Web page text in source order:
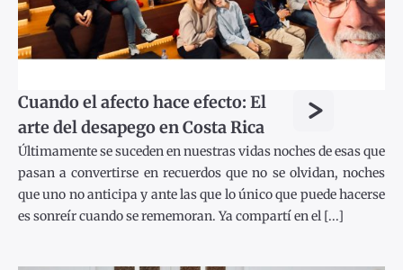
Cuando el afecto hace efecto: El
arte del desapego en Costa Rica
>
Últimamente se suceden en nuestras vidas noches de esas que
pasan a convertirse en recuerdos que no se olvidan, noches
que uno no anticipa y ante las que lo único que puede hacerse
es sonreír cuando se rememoran. Ya compartí en el [...]